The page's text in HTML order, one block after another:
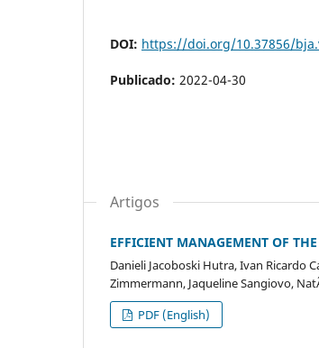
DOI: https://doi.org/10.37856/
Publicado: 2022-04-30
Artigos
EFFICIENT MANAGEMENT OF
Danieli Jacoboski Hutra, Ivan Ricardo
Zimmermann, Jaqueline Sangiovo,
PDF (English)